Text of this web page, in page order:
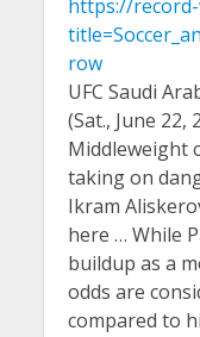
https://
row
UFC Saudi
(Sat., June
Middleweight
taking on
Ikram
here … While
buildup as a
odds are
compared to